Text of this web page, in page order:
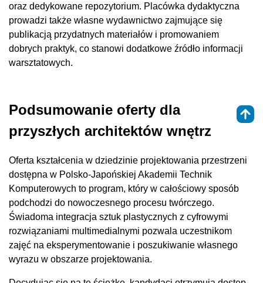
oraz dedykowane repozytorium. Placówka dydaktyczna
prowadzi także własne wydawnictwo zajmujące się
publikacją przydatnych materiałów i promowaniem
dobrych praktyk, co stanowi dodatkowe źródło informacji
warsztatowych.
Podsumowanie oferty dla
przyszłych architektów wnętrz
Oferta kształcenia w dziedzinie projektowania przestrzeni
dostępna w Polsko-Japońskiej Akademii Technik
Komputerowych to program, który w całościowy sposób
podchodzi do nowoczesnego procesu twórczego.
Świadoma integracja sztuk plastycznych z cyfrowymi
rozwiązaniami multimedialnymi pozwala uczestnikom
zajęć na eksperymentowanie i poszukiwanie własnego
wyrazu w obszarze projektowania.